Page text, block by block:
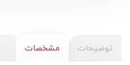
توضیحات مشخصات